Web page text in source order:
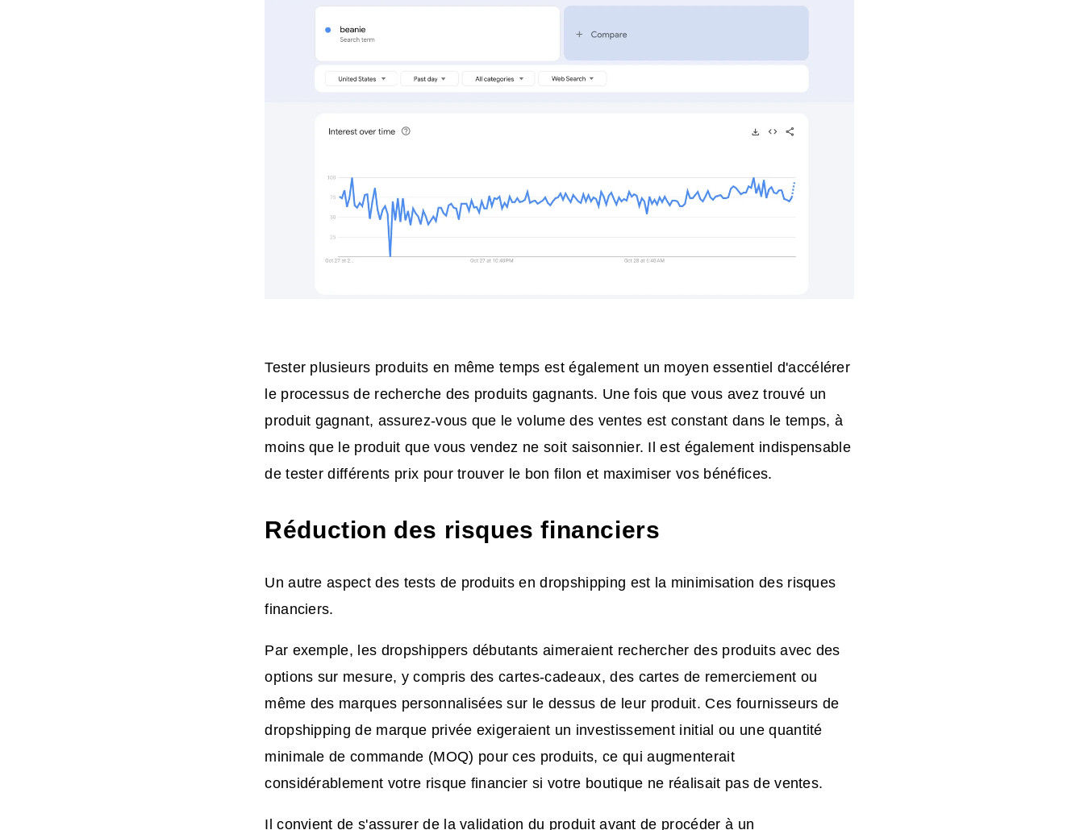
Tester plusieurs produits en même temps est également un moyen essentiel d'accélérer
le processus de recherche des produits gagnants. Une fois que vous avez trouvé un
produit gagnant, assurez-vous que le volume des ventes est constant dans le temps, à
moins que le produit que vous vendez ne soit saisonnier. Il est également indispensable
de tester différents prix pour trouver le bon filon et maximiser vos bénéfices.
Réduction des risques financiers
Un autre aspect des tests de produits en dropshipping est la minimisation des risques
financiers.
Par exemple, les dropshippers débutants aimeraient rechercher des produits avec des
options sur mesure, y compris des cartes-cadeaux, des cartes de remerciement ou
même des marques personnalisées sur le dessus de leur produit. Ces fournisseurs de
dropshipping de marque privée exigeraient un investissement initial ou une quantité
minimale de commande (MOQ) pour ces produits, ce qui augmenterait
considérablement votre risque financier si votre boutique ne réalisait pas de ventes.
Il convient de s'assurer de la validation du produit avant de procéder à un